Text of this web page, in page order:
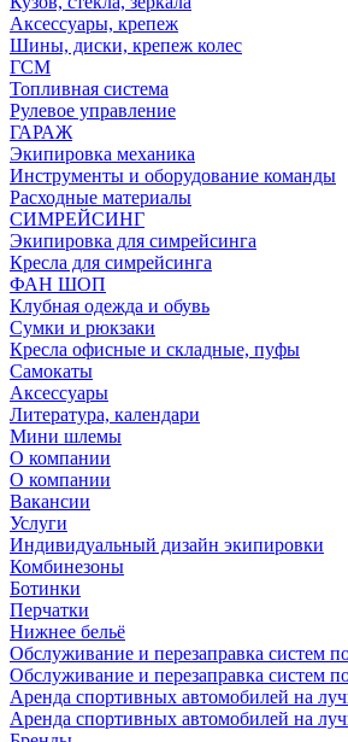
Аксессуары, крепеж
Шины, диски, крепеж колес
ГСМ
Топливная система
Рулевое управление
ГАРАЖ
Экипировка механика
Инструменты и оборудование команды
Расходные материалы
СИМРЕЙСИНГ
Экипировка для симрейсинга
Кресла для симрейсинга
ФАН ШОП
Клубная одежда и обувь
Сумки и рюкзаки
Кресла офисные и складные, пуфы
Самокаты
Аксессуары
Литература, календари
Мини шлемы
О компании
О компании
Вакансии
Услуги
Индивидуальный дизайн экипировки
Комбинезоны
Ботинки
Перчатки
Нижнее бельё
Обслуживание и перезаправка систем
Обслуживание и перезаправка систем
Аренда спортивных автомобилей на
Аренда спортивных автомобилей на